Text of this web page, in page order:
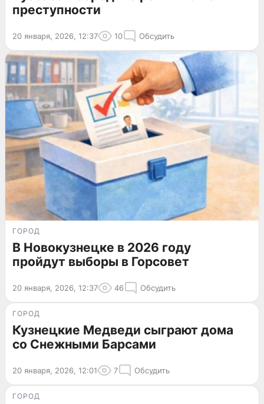
преступности
20 января, 2026, 12:37 10 Обсудить
ГОРОД
В Новокузнецке в 2026 году
пройдут выборы в Горсовет
20 января, 2026, 12:37 46 Обсудить
ГОРОД
Кузнецкие Медведи сыграют дома
со Снежными Барсами
20 января, 2026, 12:01 7 Обсудить
ГОРОД